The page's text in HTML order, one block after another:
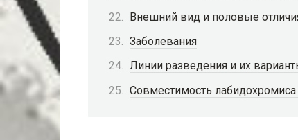
Внешний вид и половые
Заболевания
Линии разведения и их
Совместимость